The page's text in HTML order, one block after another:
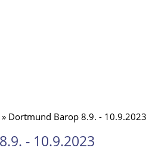
» Dortmund Barop 8.9. - 10.9.2023
- 10.9.2023